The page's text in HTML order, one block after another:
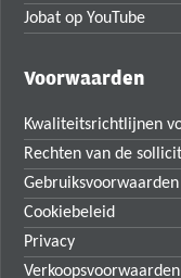
Jobat op YouTube
Voorwaarden
Kwaliteitsrichtlijnen
Rechten van de
Gebruiksvoorwaarden
Cookiebeleid
Privacy
Verkoopsvoorwaarden